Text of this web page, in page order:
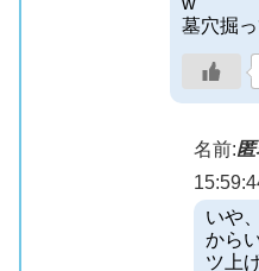
墓穴掘
名前:
いや
から
ツ上